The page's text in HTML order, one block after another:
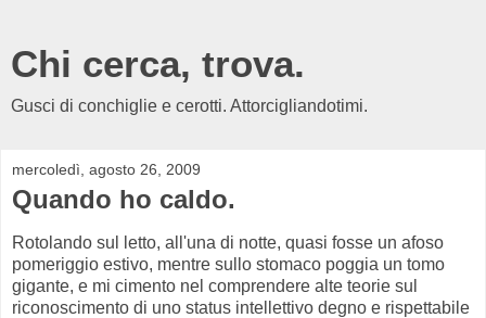
Chi cerca, trova.
Gusci di conchiglie e cerotti. Attorcigliandotimi.
mercoledì, agosto 26, 2009
Quando ho caldo.
Rotolando sul letto, all'una di notte, quasi fosse un afoso
pomeriggio estivo, mentre sullo stomaco poggia un tomo
gigante, e mi cimento nel comprendere alte teorie sul
riconoscimento di uno status intellettivo degno e rispettabile